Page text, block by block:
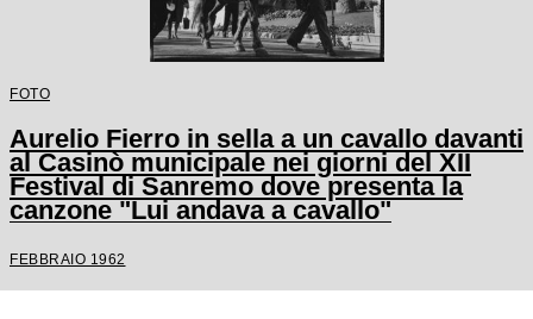
FOTO
Aurelio Fierro in sella a un cavallo davanti
al Casinò municipale nei giorni del XII
Festival di Sanremo dove presenta la
canzone "Lui andava a cavallo"
FEBBRAIO 1962